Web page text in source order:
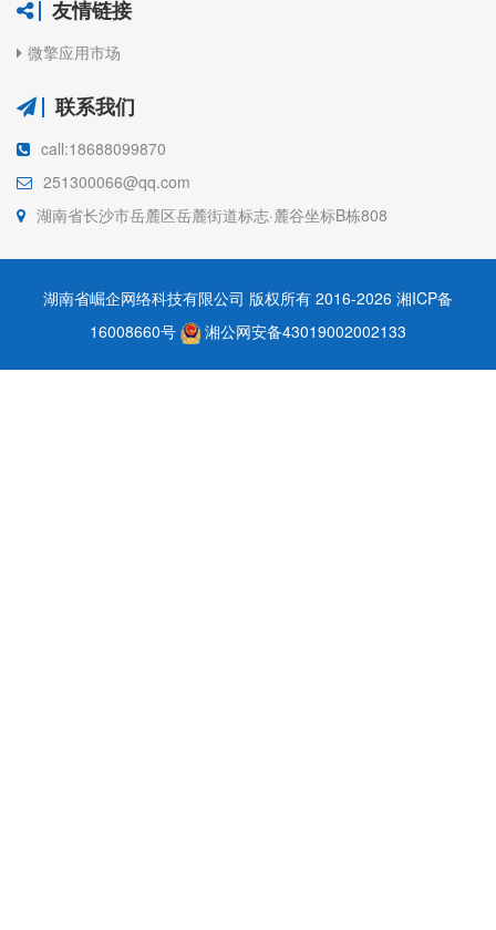
友情链接
微擎应用市场
联系我们
call:18688099870
251300066@qq.com
湖南省长沙市岳麓区岳麓街道标志·麓谷坐标B栋808
湖南省崛企网络科技有限公司 版权所有 2016-2026 湘ICP备
16008660号
湘公网安备43019002002133